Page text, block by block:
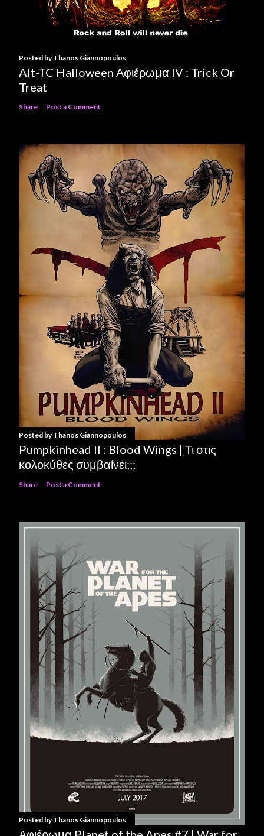
Posted byThanos Giannopoulos
Alt-TC Halloween Αφιέρωμα IV : Trick Or
Treat
Share Post a Comment
Posted byThanos Giannopoulos
Pumpkinhead II : Blood Wings | Τι στις
κολοκύθες συμβαίνει;;;
Share Post a Comment
Posted byThanos Giannopoulos